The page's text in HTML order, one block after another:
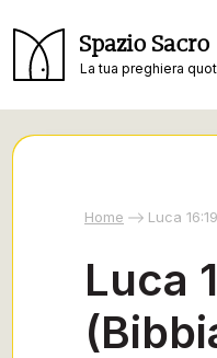
Spazio Sacro
La tua preghiera
Home Luca
Luca